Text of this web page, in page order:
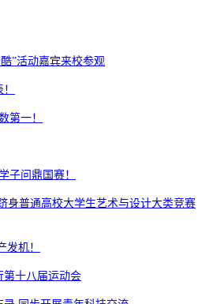
”活动嘉宾来校参观
第一！
子问鼎国赛！
身普通高校大学生艺术与设计大类竞赛
发机！
第十八届运动会